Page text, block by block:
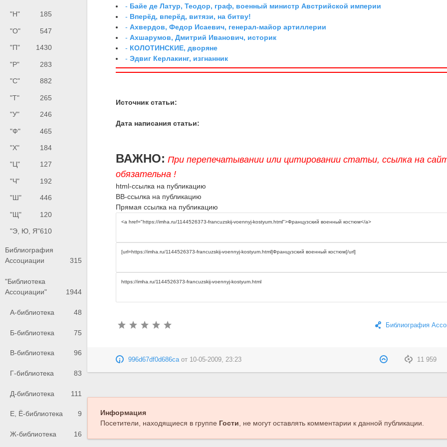
"Н" 185
"О" 547
"П" 1430
"Р" 283
"С" 882
"Т" 265
"У" 246
"Ф" 465
"Х" 184
"Ц" 127
"Ч" 192
"Ш" 446
"Щ" 120
"Э, Ю, Я"610
Библиография
Ассоциации
315
"Библиотека
Ассоциации"
1944
А-библиотека 48
Б-библиотека 75
В-библиотека 96
Г-библиотека 83
Д-библиотека 111
Е, Ё-библиотека 9
Ж-библиотека 16
- Байе де Латур, Теодор, граф, военный министр Австрийской империи
- Вперёд, вперёд, витязи, на битву!
-Ахвердов, Федор Исаевич, генерал-майор артиллерии
-Ахшарумов, Дмитрий Иванович, историк
- КОЛОТИНСКИЕ, дворяне
-Эдвиг Керлакинг, изгнанник
Источник статьи:
Дата написания статьи:
ВАЖНО: При перепечатывании или цитировании статьи, ссылка на
обязательна !
html-ссылка на публикацию
BB-ссылка на публикацию
Прямая ссылка на публикацию
Библиография
11 959
996d67df0d686caот 10-05-2009, 23:23
Информация
Посетители, находящиеся в группе Гости, не могут оставлять комментарии к данной публикации.